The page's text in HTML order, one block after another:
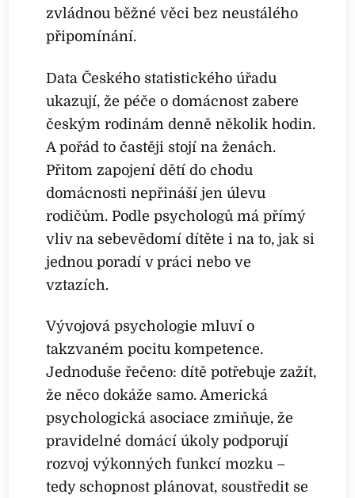
zvládnou běžné věci bez neustálého
připomínání.
Data Českého statistického úřadu
ukazují, že péče o domácnost zabere
českým rodinám denně několik hodin.
A pořád to častěji stojí na ženách.
Přitom zapojení dětí do chodu
domácnosti nepřináší jen úlevu
rodičům. Podle psychologů má přímý
vliv na sebevědomí dítěte i na to, jak si
jednou poradí v práci nebo ve
vztazích.
Vývojová psychologie mluví o
takzvaném pocitu kompetence.
Jednoduše řečeno: dítě potřebuje zažít,
že něco dokáže samo. Americká
psychologická asociace zmiňuje, že
pravidelné domácí úkoly podporují
rozvoj výkonných funkcí mozku –
tedy schopnost plánovat, soustředit se